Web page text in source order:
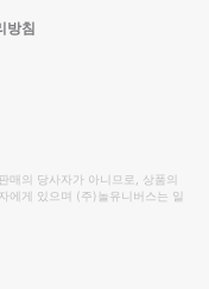
방침
매의 당사자가 아니므로, 상품의
에게 있으며 (주)놀유니버스는 일